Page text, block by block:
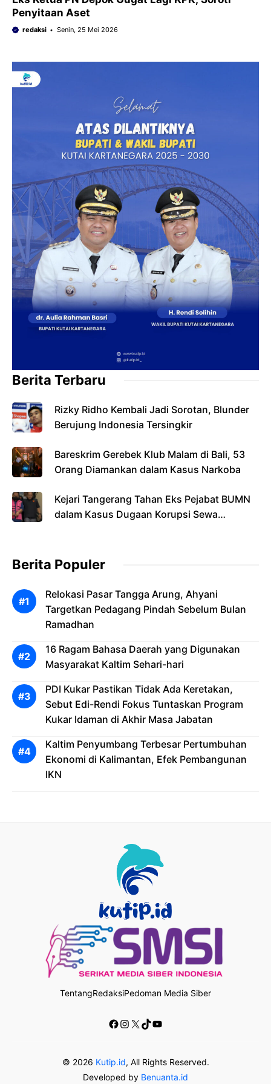
Penyitaan Aset
redaksi Senin, 25 Mei 2026
Berita Terbaru
Rizky Ridho Kembali Jadi Sorotan, Blunder
Berujung Indonesia Tersingkir
Bareskrim Gerebek Klub Malam di Bali, 53
Orang Diamankan dalam Kasus Narkoba
Kejari Tangerang Tahan Eks Pejabat BUMN
dalam Kasus Dugaan Korupsi Sewa
Berita Populer
Relokasi Pasar Tangga Arung, Ahyani
Targetkan Pedagang Pindah Sebelum Bulan
Ramadhan
16 Ragam Bahasa Daerah yang Digunakan
Masyarakat Kaltim Sehari-hari
PDI Kukar Pastikan Tidak Ada Keretakan,
Sebut Edi-Rendi Fokus Tuntaskan Program
Kukar Idaman di Akhir Masa Jabatan
Kaltim Penyumbang Terbesar Pertumbuhan
Ekonomi di Kalimantan, Efek Pembangunan
IKN
TentangRedaksiPedoman Media Siber
Facebook
Instagram
X TikTok
YouTube
© 2026 Kutip.id, All Rights Reserved.
Developed by Benuanta.id